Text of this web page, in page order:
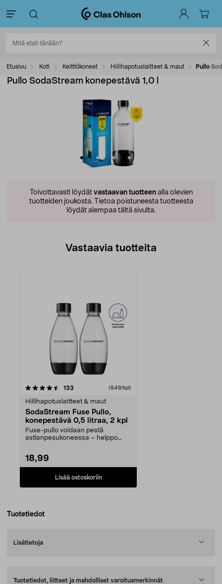
Etusivu Koti Keittiökoneet Hiilihapotuslaitteet & maut Pullo
Pullo SodaStream konepestävä 1,0 l
Toivottavasti löydät vastaavan tuotteenalla olevien
tuotteiden joukosta. Tietoa poistuneesta tuotteesta
löydät alempaa tältä sivulta.
Vastaavia tuotteita
133 (9,49/kpl)
Hiilihapotuslaitteet & maut
SodaStream Fuse Pullo,
konepestävä 0,5 litraa, 2 kpl
Fuse-pullo voidaan pestä
astianpesukoneessa – helppo
18,99
Lisää ostoskoriin
Tuotetiedot
Lisätietoja
Tuotetiedot, liitteet ja mahdolliset varoitusmerkinnät